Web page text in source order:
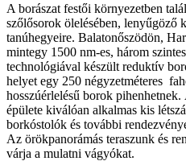
A borászat festői környezetben
szőlősorok ölelésében, lenyűgöző
tanúhegyeire. Balatonőszödön,
mintegy 1500 nm-es, három
technológiával készült reduktív
helyet egy 250 négyzetméteres
hosszúérlelésű borok
épülete kiválóan alkalmas kis
borkóstolók és további
Az örökpanorámás teraszunk és
várja a mulatni vágyókat.